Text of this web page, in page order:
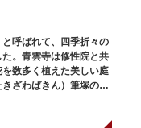
呼ばれて、四季折々の
。青雲寺は修性院と共
数多く植えた美しい庭
ざわばきん）筆塚の碑